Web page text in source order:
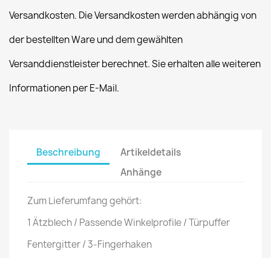
Versandkosten. Die Versandkosten werden abhängig von
der bestellten Ware und dem gewählten
Versanddienstleister berechnet. Sie erhalten alle weiteren
Informationen per E-Mail.
Beschreibung
Artikeldetails
Anhänge
Zum Lieferumfang gehört:
1 Ätzblech / Passende Winkelprofile / Türpuffer
Fentergitter / 3-Fingerhaken